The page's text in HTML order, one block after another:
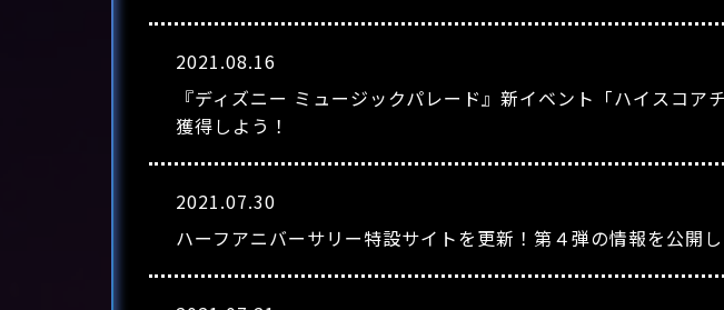
2021.08.16
『ディズニー ミュージックパレード』新イベント「ハイスコ
獲得しよう！
2021.07.30
ハーフアニバーサリー特設サイトを更新！第４弾の情報を公開し